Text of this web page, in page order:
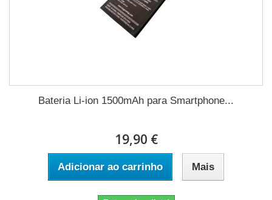
Bateria Li-ion 1500mAh para Smartphone...
19,90 €
Adicionar ao carrinho Mais